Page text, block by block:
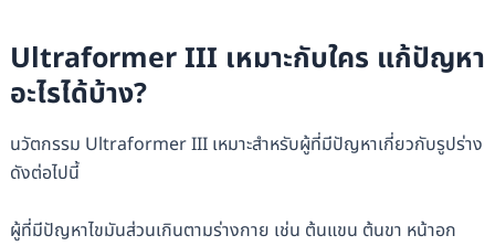
Ultraformer III เหมาะกับใคร แก้ปัญหา
อะไรได้บ้าง?
นวัตกรรม Ultraformer III เหมาะสำหรับผู้ที่มีปัญหาเกี่ยวกับรูปร่าง
ดังต่อไปนี้
ผู้ที่มีปัญหาไขมันส่วนเกินตามร่างกาย เช่น ต้นแขน ต้นขา หน้าอก